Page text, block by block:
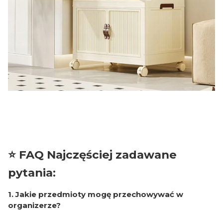
⭐ FAQ Najczęściej zadawane
pytania:
1. Jakie przedmioty mogę przechowywać w
organizerze?